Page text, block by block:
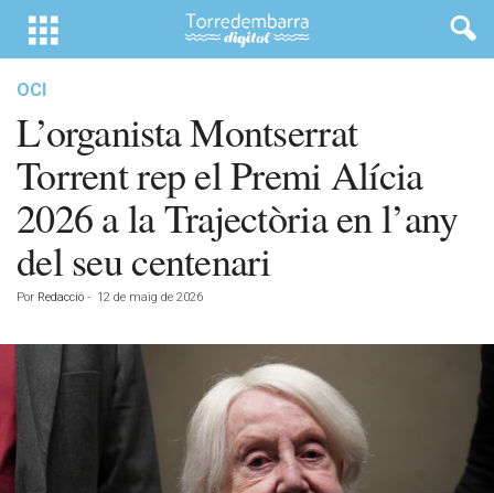
OCI
L’organista Montserrat
Torrent rep el Premi Alícia
2026 a la Trajectòria en l’any
del seu centenari
Por Redacció - 12 de maig de 2026